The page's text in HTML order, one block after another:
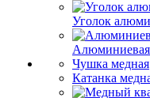
Уголок
Чушка медная
Катанка